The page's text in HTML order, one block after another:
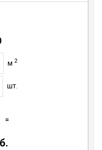
м 2
шт.
=